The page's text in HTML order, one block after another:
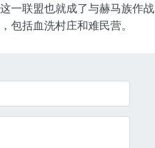
一联盟也就成了与赫马族作战
包括血洗村庄和难民营。